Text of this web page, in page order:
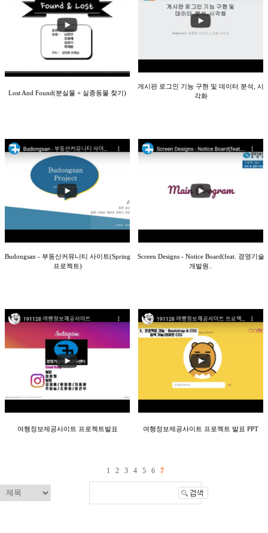
Lost And Found(분실물 + 실종동물 찾기)
게시판 로그인 기능 구현 및 데이터 분석, 시
각화
Budongsan - 부동산커뮤니티 사이트(Spring
프로젝트)
Screen Designs - Notice Board(feat. 경영기술
개발원..
여행정보제공사이트 프로젝트발표 여행정보제공사이트 프로젝트 발표 PPT
1 2 3 4 5 6 7